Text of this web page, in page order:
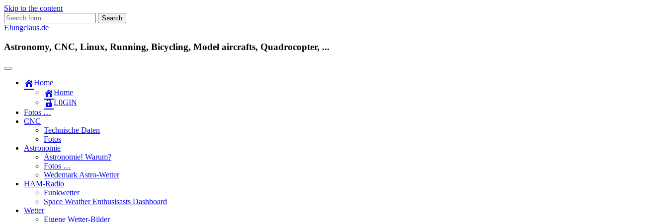
Skip to the content
Search
for:
FJungclaus.de
Astronomy, CNC, Linux, Running, Bicycling, Model aircrafts, Quadrocopter, ...
Home
Home
L​0​​GIN
Fotos …
CNC
Technische Daten
Fotos
Astronomie
Astronomie! Warum?
Fotos …
Wedemark Astro-Wetter
HAM-Radio
Funkwetter
Space Weather Enthusisasts Dashboard
Wetter
Eigene Wetter-Bilder